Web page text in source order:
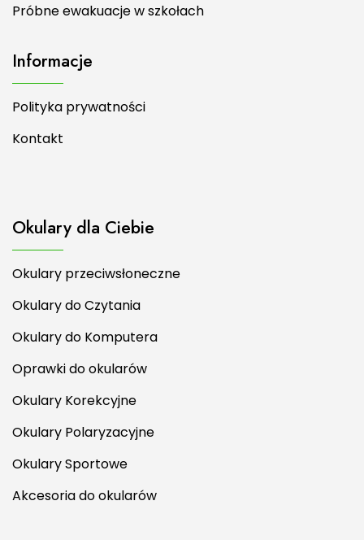
Próbne ewakuacje w szkołach
Informacje
Polityka prywatności
Kontakt
Okulary dla Ciebie
Okulary przeciwsłoneczne
Okulary do Czytania
Okulary do Komputera
Oprawki do okularów
Okulary Korekcyjne
Okulary Polaryzacyjne
Okulary Sportowe
Akcesoria do okularów